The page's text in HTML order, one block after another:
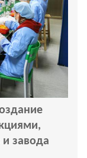
завода